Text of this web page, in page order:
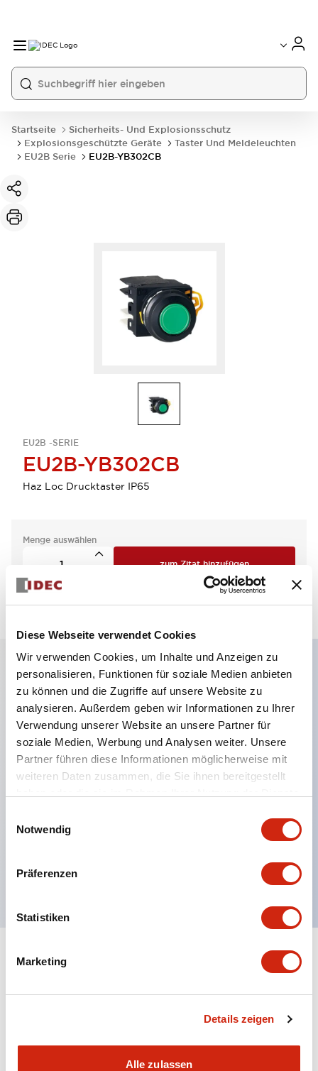
Diese Webseite verwendet Cookies
Wir verwenden Cookies, um Inhalte und Anzeigen zu
personalisieren, Funktionen für soziale Medien anbieten
zu können und die Zugriffe auf unsere Website zu
analysieren. Außerdem geben wir Informationen zu Ihrer
Verwendung unserer Website an unsere Partner für
soziale Medien, Werbung und Analysen weiter. Unsere
Partner führen diese Informationen möglicherweise mit
weiteren Daten zusammen, die Sie ihnen bereitgestellt
Notwendig
Präferenzen
Statistiken
Marketing
Details zeigen
Alle zulassen
Startseite
Sicherheits- Und Explosionsschutz
Explosionsgeschützte Geräte
Taster Und Meldeleuchten
EU2B Serie
EU2B-YB302CB
EU2B -SERIE
EU2B-YB302CB
Haz Loc Drucktaster IP65
Menge auswählen
zum Zitat hinzufügen
Hauptmerkmale
Anwendbar in potenziell explosionsgefährdeten
Atmosphären
Bis zu 3 Kontaktblöcke
Finger-sichere (IP20) Schraubklemmen verfügbar
Dokumente und Dateien
Bedienungsanleitung CAD-